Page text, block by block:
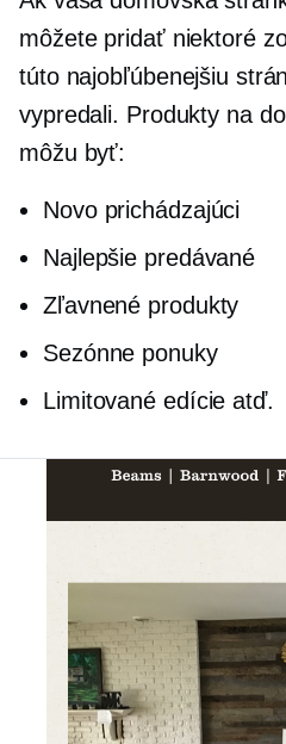
môžete pridať niektoré
túto najobľúbenejšiu
vypredali. Produkty na
môžu byť:
Novo prichádzajúci
Najlepšie predávané
Zľavnené produkty
Sezónne ponuky
Limitované edície atď.